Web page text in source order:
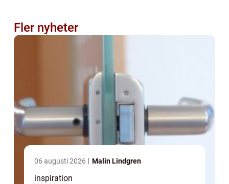
Fler nyheter
06 augusti 2026 Malin Lindgren
inspiration